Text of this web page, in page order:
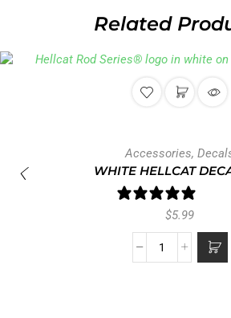
Related
Decals
WHITE HELLCAT DECAL